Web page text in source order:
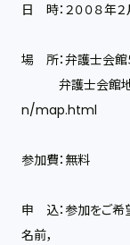
日 時：２００８年
場 所：弁護士会館
弁護士会館地
n/map.html
参加費：無料
申 込：参加をご希
名前，